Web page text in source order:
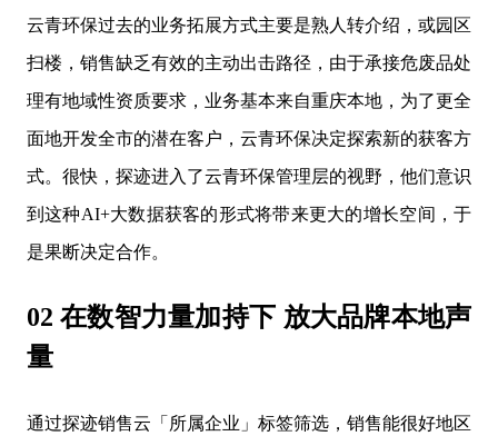
云青环保过去的业务拓展方式主要是熟人转介绍，或园区
扫楼，销售缺乏有效的主动出击路径，由于承接危废品处
理有地域性资质要求，业务基本来自重庆本地，为了更全
面地开发全市的潜在客户，云青环保决定探索新的获客方
式。很快，探迹进入了云青环保管理层的视野，他们意识
到这种AI+大数据获客的形式将带来更大的增长空间，于
是果断决定合作。
02 在数智力量加持下 放大品牌本地声
量
通过探迹销售云「所属企业」标签筛选，销售能很好地区